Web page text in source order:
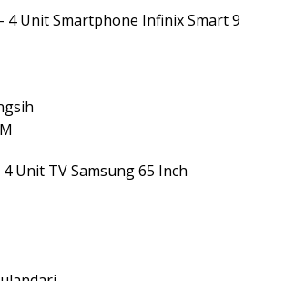
4 Unit Smartphone Infinix Smart 9
Unit TV Samsung 65 Inch